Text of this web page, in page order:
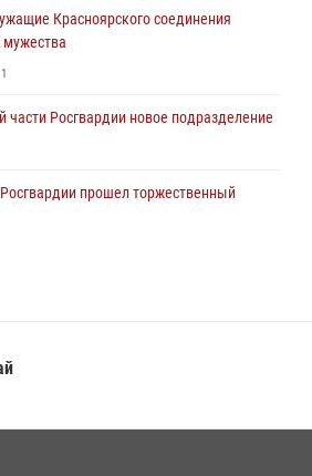
соединения Росгвардии
с тонкостями РХБ защиты
2
Красноярского соединения
мужества
1
части Росгвардии новое подразделение
прошел торжественный
железногорской воинской части
вооружение